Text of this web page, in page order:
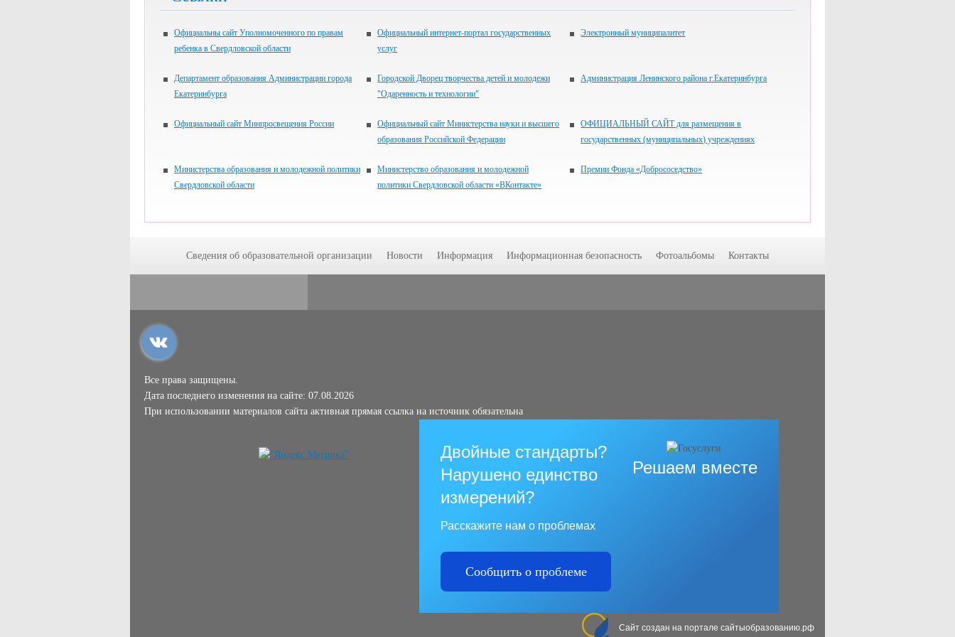
Официальны сайт Уполномоченного по правам
ребенка в Свердловской области
Официальный интернет-портал государственных
услуг
Электронный муниципалитет
Департамент образования Администрации города
Екатеринбурга
Городской Дворец творчества детей и молодежи
"Одаренность и технологии"
Администрация Ленинского района г.Екатеринбурга
Официальный сайт Минпросвещения России
Официальный сайт Министерства науки и высшего
образования Российской Федерации
ОФИЦИАЛЬНЫЙ САЙТ для размещения в
государственных (муниципальных) учреждениях
Министерства образования и молодежной политики
Свердловской области
Министерство образования и молодежной
политики Свердловской области «ВКонтакте»
Премии Фонда «Добрососедство»
Сведения об образовательной организации Новости Информация Информационная безопасность Фотоальбомы Контакты
Все права защищены.
Дата последнего изменения на сайте: 07.08.2026
При использовании материалов сайта активная прямая ссылка на источник обязательна
Решаем вместе
Двойные стандарты?
Нарушено единство
измерений?
Расскажите нам о проблемах
Сообщить о проблеме
Сайт создан на портале сайтыобразованию.рф